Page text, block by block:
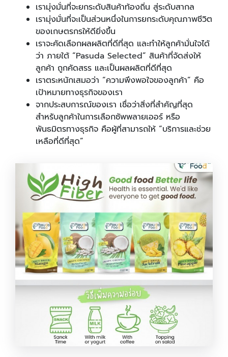
เรามุ่งมั่นที่จะยกระดับสินค้าท้องถิ่น สู่ระดับสากล
เรามุ่งมั่นที่จะเป็นส่วนหนึ่งในการยกระดับคุณภาพชีวิต
ของเกษตรกรให้ดียิ่งขึ้น
เราจะคัดเลือกผลผลิตที่ดีที่สุด และทำให้ลูกค้ามั่นใจได้
ว่า ภายใต้ “Pasuda Selected” สินค้าที่จัดส่งให้
ลูกค้า ถูกคัดสรร และเป็นผลผลิตที่ดีที่สุด
เราตระหนักเสมอว่า “ความพึงพอใจของลูกค้า” คือ
เป้าหมายทางธุรกิจของเรา
จากประสบการณ์ของเรา เชื่อว่าสิ่งที่สำคัญที่สุด
สำหรับลูกค้าในการเลือกซัพพลายเออร์ หรือ
พันธมิตรทางธุรกิจ คือผู้ที่สามารถให้ “บริการและช่วย
เหลือที่ดีที่สุด”